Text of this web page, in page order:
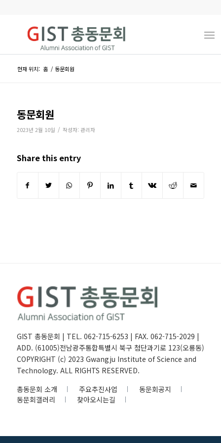
현재 위치: 홈 / 동문회원
동문회원
2023년 2월 10일 / 작성자: 관리자
Share this entry
GIST 총동문회 | TEL. 062-715-6253 | FAX. 062-715-2029 |
ADD. (61005)전남광주통합특별시 북구 첨단과기로 123(오룡동)
COPYRIGHT (c) 2023 Gwangju Institute of Science and
Technology. ALL RIGHTS RESERVED.
총동문회 소개
주요추진사업
동문회공지
동문회갤러리
찾아오시는길